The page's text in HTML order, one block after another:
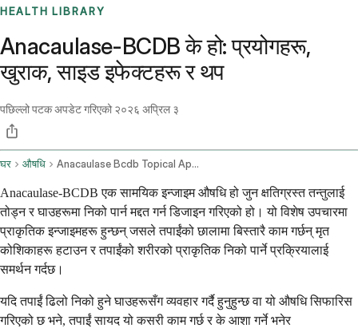
HEALTH LIBRARY
Anacaulase-BCDB के हो: प्रयोगहरू,
खुराक, साइड इफेक्टहरू र थप
पछिल्लो पटक अपडेट गरिएको २०२६ अप्रिल ३
घर औषधि Anacaulase Bcdb Topical Application Route
Anacaulase-BCDB एक सामयिक इन्जाइम औषधि हो जुन क्षतिग्रस्त तन्तुलाई
तोड्न र घाउहरूमा निको पार्न मद्दत गर्न डिजाइन गरिएको हो। यो विशेष उपचारमा
प्राकृतिक इन्जाइमहरू हुन्छन् जसले तपाईंको छालामा बिस्तारै काम गर्छन् मृत
कोशिकाहरू हटाउन र तपाईंको शरीरको प्राकृतिक निको पार्ने प्रक्रियालाई
समर्थन गर्दछ।
यदि तपाईं ढिलो निको हुने घाउहरूसँग व्यवहार गर्दै हुनुहुन्छ वा यो औषधि सिफारिस
गरिएको छ भने, तपाईं सायद यो कसरी काम गर्छ र के आशा गर्ने भनेर